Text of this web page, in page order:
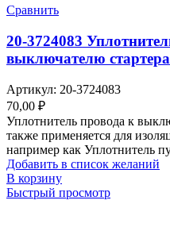
Сравнить
20-3724083
выключателю стартера
Артикул: 20-3724083
70,00 ₽
Уплотнитель провода к
также применяется для
например как Уплотнитель
Добавить в список желаний
В корзину
Быстрый просмотр